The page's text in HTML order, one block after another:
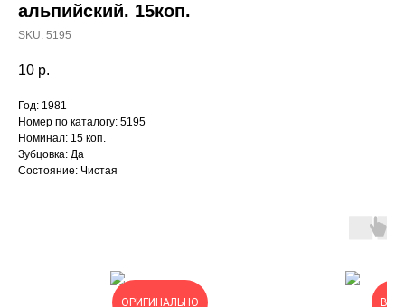
альпийский. 15коп.
SKU: 5195
10 р.
Год: 1981
Номер по каталогу: 5195
Номинал: 15 коп.
Зубцовка: Да
Состояние: Чистая
ОРИГИНАЛЬНО